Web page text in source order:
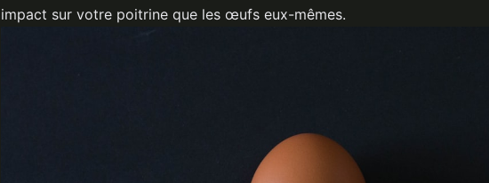
impact sur votre poitrine que les œufs eux-mêmes.